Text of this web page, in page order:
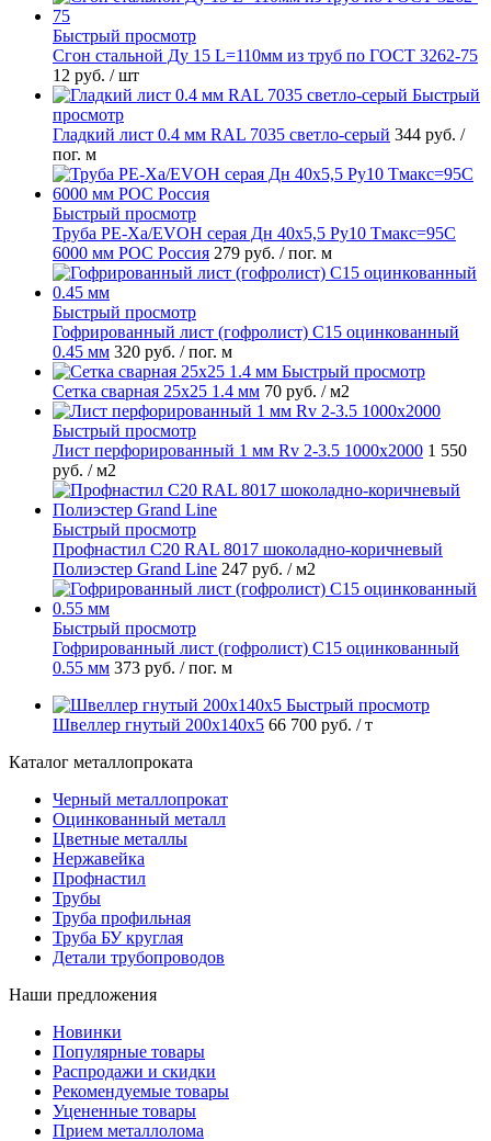
Быстрый просмотр
Сгон стальной Ду 15 L=110мм из труб по ГОСТ 3262-75
12 руб. / шт
Быстрый
просмотр
Гладкий лист 0.4 мм RAL 7035 светло-серый 344 руб. /
пог. м
Быстрый просмотр
Труба PE-Xa/EVOH серая Дн 40х5,5 Ру10 Тмакс=95C
6000 мм РОС Россия 279 руб. / пог. м
Быстрый просмотр
Гофрированный лист (гофролист) С15 оцинкованный
0.45 мм 320 руб. / пог. м
Быстрый просмотр
Сетка сварная 25х25 1.4 мм 70 руб. / м2
Быстрый просмотр
Лист перфорированный 1 мм Rv 2-3.5 1000х2000 1 550
руб. / м2
Быстрый просмотр
Профнастил С20 RAL 8017 шоколадно-коричневый
Полиэстер Grand Line 247 руб. / м2
Быстрый просмотр
Гофрированный лист (гофролист) С15 оцинкованный
0.55 мм 373 руб. / пог. м
Быстрый просмотр
Швеллер гнутый 200х140х5 66 700 руб. / т
Каталог металлопроката
Черный металлопрокат
Оцинкованный металл
Цветные металлы
Нержавейка
Профнастил
Трубы
Труба профильная
Труба БУ круглая
Детали трубопроводов
Наши предложения
Новинки
Популярные товары
Распродажи и скидки
Рекомендуемые товары
Уцененные товары
Прием металлолома